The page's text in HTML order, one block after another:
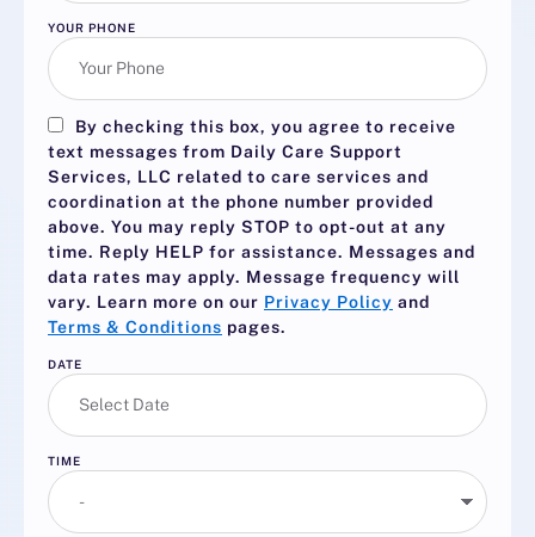
YOUR PHONE
By checking this box, you agree to receive
text messages from Daily Care Support
Services, LLC related to care services and
coordination at the phone number provided
above. You may reply STOP to opt-out at any
time. Reply HELP for assistance. Messages and
data rates may apply. Message frequency will
vary. Learn more on our Privacy Policy and
Terms & Conditions pages.
DATE
TIME